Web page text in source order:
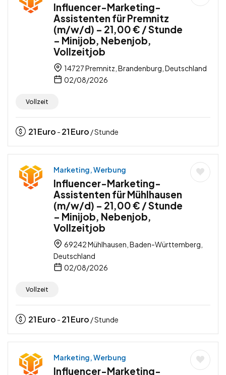
Influencer-Marketing-
Assistenten für Premnitz
(m/w/d) – 21,00 € / Stunde
– Minijob, Nebenjob,
Vollzeitjob
14727 Premnitz, Brandenburg, Deutschland
02/08/2026
Vollzeit
21Euro - 21Euro / Stunde
Marketing, Werbung
Influencer-Marketing-
Assistenten für Mühlhausen
(m/w/d) – 21,00 € / Stunde
– Minijob, Nebenjob,
Vollzeitjob
69242 Mühlhausen, Baden-Württemberg,
Deutschland
02/08/2026
Vollzeit
21Euro - 21Euro / Stunde
Marketing, Werbung
Influencer-Marketing-